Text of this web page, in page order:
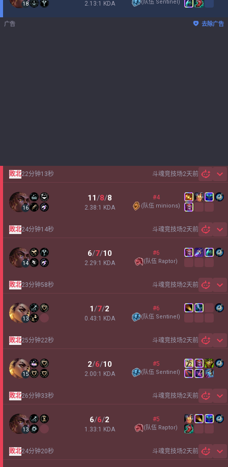
18 2.13:1 KDA ( 队伍 Sentinel )
广告 去除广告
斗魂竞技场2天前
敗北22分钟13秒
16
11/8/8
2.38:1 KDA
#4
(队伍 minions)
斗魂竞技场2天前
敗北24分钟14秒
14
6/7/10
2.29:1 KDA
#6
(队伍 Raptor)
斗魂竞技场2天前
敗北23分钟58秒
13
1/7/2
0.43:1 KDA
#6
(队伍 Sentinel)
斗魂竞技场2天前
敗北25分钟22秒
15
2/6/10
2.00:1 KDA
#5
(队伍 Sentinel)
斗魂竞技场2天前
敗北26分钟33秒
13
6/6/2
1.33:1 KDA
#5
(队伍 Raptor)
斗魂竞技场2天前
敗北24分钟20秒